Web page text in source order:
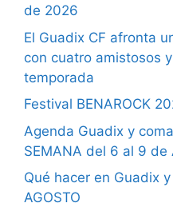
de 2026
El Guadix CF afronta
con cuatro amistosos
temporada
Festival BENAROCK
Agenda Guadix y
SEMANA del 6 al 9
Qué hacer en Guadix
AGOSTO